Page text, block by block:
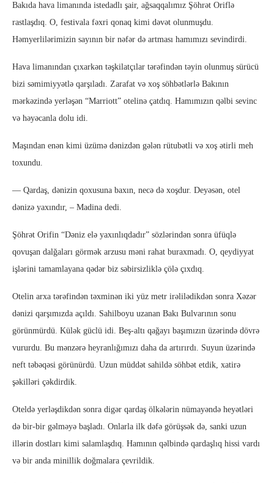
Bakıda hava limanında istedadlı şair, ağsaqqalımız Şöhrət Oriflə
rastlaşdıq. O, festivala fəxri qonaq kimi dəvət olunmuşdu.
Həmyerlilərimizin sayının bir nəfər də artması hamımızı sevindirdi.
Hava limanından çıxarkən təşkilatçılar tərəfindən təyin olunmuş sürücü
bizi səmimiyyətlə qarşıladı. Zarafat və xoş söhbətlərlə Bakının
mərkəzində yerləşən “Marriott” otelinə çatdıq. Hamımızın qəlbi sevinc
və həyəcanla dolu idi.
Maşından enən kimi üzümə dənizdən gələn rütubətli və xoş ətirli meh
toxundu.
— Qardaş, dənizin qoxusuna baxın, necə də xoşdur. Deyəsən, otel
dənizə yaxındır, – Madina dedi.
Şöhrət Orifin “Dəniz elə yaxınlıqdadır” sözlərindən sonra üfüqlə
qovuşan dalğaları görmək arzusu məni rahat buraxmadı. O, qeydiyyat
işlərini tamamlayana qədər biz səbirsizliklə çölə çıxdıq.
Otelin arxa tərəfindən təxminən iki yüz metr irəlilədikdən sonra Xəzər
dənizi qarşımızda açıldı. Sahilboyu uzanan Bakı Bulvarının sonu
görünmürdü. Külək güclü idi. Beş-altı qağayı başımızın üzərində dövrə
vururdu. Bu mənzərə heyranlığımızı daha da artırırdı. Suyun üzərində
neft təbəqəsi görünürdü. Uzun müddət sahildə söhbət etdik, xatirə
şəkilləri çəkdirdik.
Oteldə yerləşdikdən sonra digər qardaş ölkələrin nümayəndə heyətləri
də bir-bir gəlməyə başladı. Onlarla ilk dəfə görüşsək də, sanki uzun
illərin dostları kimi salamlaşdıq. Hamının qəlbində qardaşlıq hissi vardı
və bir anda minillik doğmalara çevrildik.